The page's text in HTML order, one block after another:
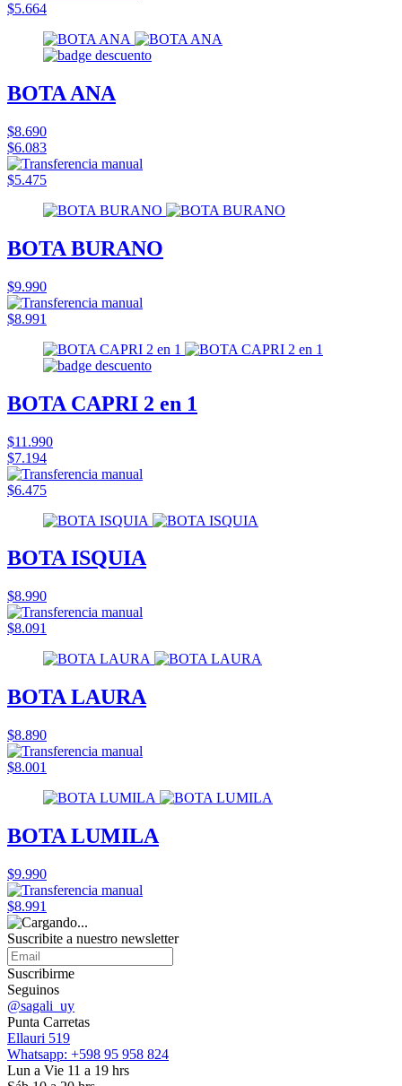
$5.664
BOTA ANA
$8.690
$6.083
$5.475
BOTA BURANO
$9.990
$8.991
BOTA CAPRI 2 en 1
$11.990
$7.194
$6.475
BOTA ISQUIA
$8.990
$8.091
BOTA LAURA
$8.890
$8.001
BOTA LUMILA
$9.990
$8.991
Suscribite a nuestro newsletter
Suscribirme
Seguinos
@sagali_uy
Punta Carretas
Ellauri 519
Whatsapp: +598 95 958 824
Lun a Vie 11 a 19 hrs